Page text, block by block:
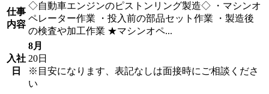
仕事
内容
◇自動車エンジンのピストンリング製造◇ ・マシンオ
ペレーター作業 ・投入前の部品セット作業 ・製造後
の検査や加工作業 ★マシンオペ...
入社
日
8月
20日
※目安になります、表記なしは面接時にご相談くださ
い